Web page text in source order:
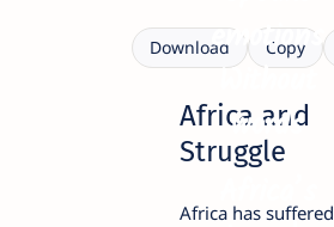
emotions
Without
words
Download Copy
Africa and
Struggle
Africa has suffered
Africa’s